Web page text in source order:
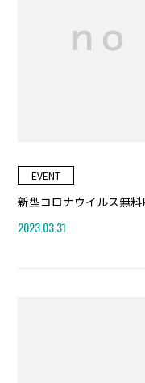
EVENT
新型コロナウイルス無料
2023.03.31